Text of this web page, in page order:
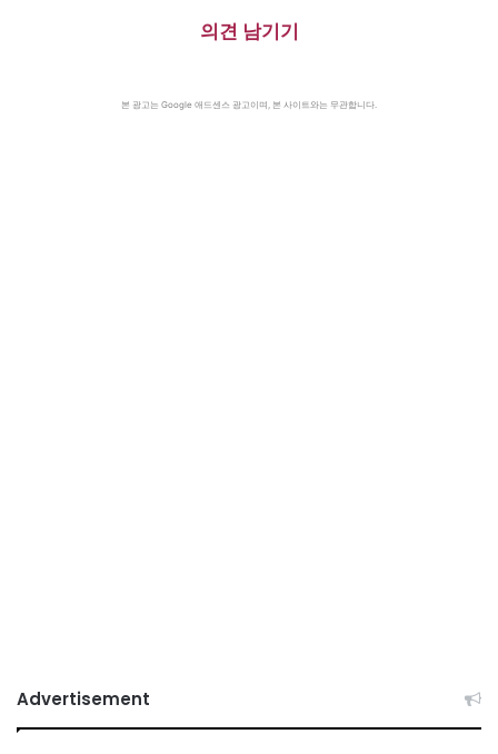
의견 남기기
본 광고는 Google 애드센스 광고이며, 본 사이트와는 무관합니다.
Advertisement